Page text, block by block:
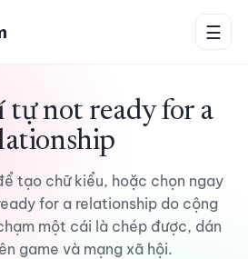
☰
tự not ready for a
tạo chữ kiểu, hoặc chọn ngay
for a relationship do cộng
một cái là chép được, dán
game và mạng xã hội.